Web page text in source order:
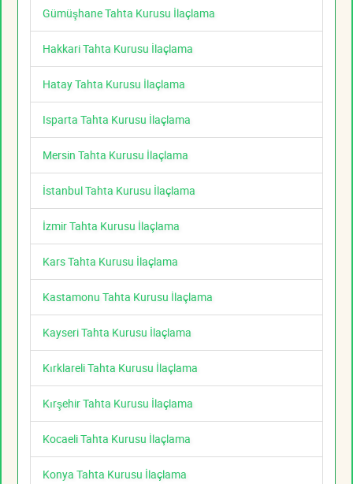
Gümüşhane Tahta Kurusu İlaçlama
Hakkari Tahta Kurusu İlaçlama
Hatay Tahta Kurusu İlaçlama
Isparta Tahta Kurusu İlaçlama
Mersin Tahta Kurusu İlaçlama
İstanbul Tahta Kurusu İlaçlama
İzmir Tahta Kurusu İlaçlama
Kars Tahta Kurusu İlaçlama
Kastamonu Tahta Kurusu İlaçlama
Kayseri Tahta Kurusu İlaçlama
Kırklareli Tahta Kurusu İlaçlama
Kırşehir Tahta Kurusu İlaçlama
Kocaeli Tahta Kurusu İlaçlama
Konya Tahta Kurusu İlaçlama